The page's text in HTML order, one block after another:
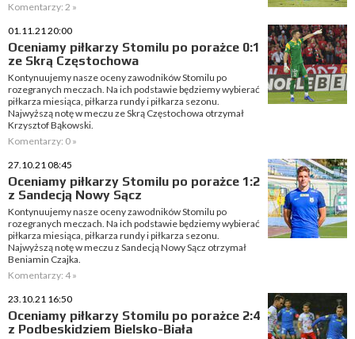
Komentarzy: 2 »
01.11.21 20:00
Oceniamy piłkarzy Stomilu po porażce 0:1
ze Skrą Częstochowa
Kontynuujemy nasze oceny zawodników Stomilu po
rozegranych meczach. Na ich podstawie będziemy wybierać
piłkarza miesiąca, piłkarza rundy i piłkarza sezonu.
Najwyższą notę w meczu ze Skrą Częstochowa otrzymał
Krzysztof Bąkowski.
Komentarzy: 0 »
27.10.21 08:45
Oceniamy piłkarzy Stomilu po porażce 1:2
z Sandecją Nowy Sącz
Kontynuujemy nasze oceny zawodników Stomilu po
rozegranych meczach. Na ich podstawie będziemy wybierać
piłkarza miesiąca, piłkarza rundy i piłkarza sezonu.
Najwyższą notę w meczu z Sandecją Nowy Sącz otrzymał
Beniamin Czajka.
Komentarzy: 4 »
23.10.21 16:50
Oceniamy piłkarzy Stomilu po porażce 2:4
z Podbeskidziem Bielsko-Biała